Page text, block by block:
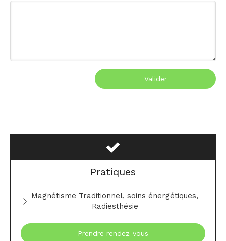
Valider
Pratiques
Magnétisme Traditionnel, soins énergétiques,
Radiesthésie
Prendre rendez-vous